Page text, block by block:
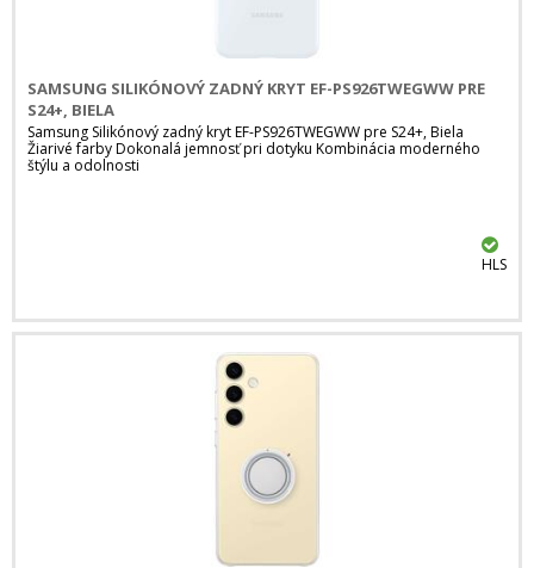
SAMSUNG SILIKÓNOVÝ ZADNÝ KRYT EF-PS926TWEGWW PRE
S24+, BIELA
Samsung Silikónový zadný kryt EF-PS926TWEGWW pre S24+, Biela
Žiarivé farby Dokonalá jemnosť pri dotyku Kombinácia moderného
štýlu a odolnosti
HLS